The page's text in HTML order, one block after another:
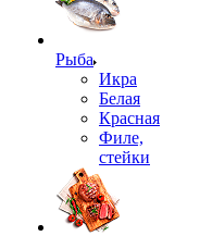
Рыба
Икра
Белая
Красная
Филе,
стейки